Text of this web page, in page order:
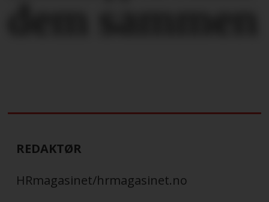
REDAKTØR
HRmagasinet/hrmagasinet.no